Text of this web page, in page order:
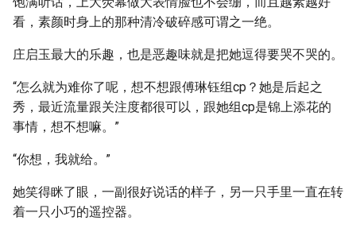
看，素颜时身上的那种清冷破碎感可谓之一绝。
庄启玉最大的乐趣，也是恶趣味就是把她逗得要哭不哭的。
“怎么就为难你了呢，想不想跟傅琳钰组cp？她是后起之
秀，最近流量跟关注度都很可以，跟她组cp是锦上添花的
事情，想不想嘛。”
“你想，我就给。”
她笑得眯了眼，一副很好说话的样子，另一只手里一直在转
着一只小巧的遥控器。